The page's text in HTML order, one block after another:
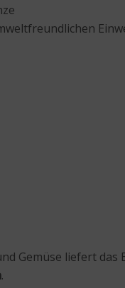
Gemüse liefert das
.